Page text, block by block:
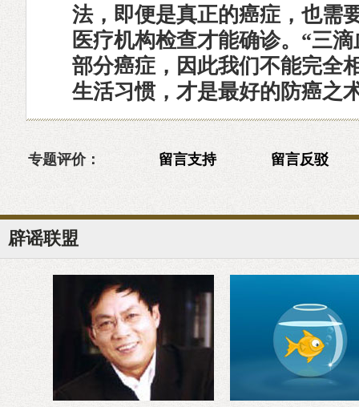
法，即便是真正的癌症，也需
医疗机构检查才能确诊。“三
部分癌症，因此我们不能完全
生活习惯，才是最好的防癌之
专题评价： 留言支持 留言反驳
辟谣联盟